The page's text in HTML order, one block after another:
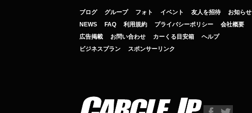
ブログ グループ フォト イベント 友人を招待
お知らせ
NEWS
FAQ 利用規約 プライバシーポリシー
会社概要
広告掲載
お問い合わせ カーくる目安箱
ヘルプ
ビジネスプラン
スポンサーリンク